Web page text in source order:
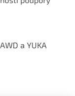
a YUKA